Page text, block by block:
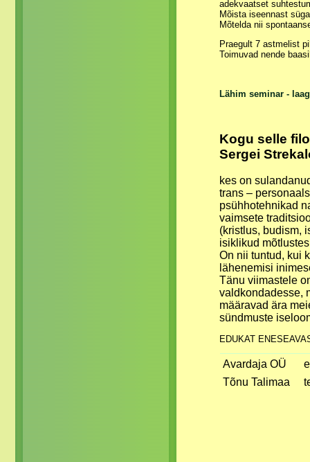
adekvaatset
Mõista iseennast
Mõtelda nii
Praegult 7 astmelist
Toimuvad nende
Lähim seminar -
Kogu selle
Sergei
kes on
trans –
psühhotehnikad
vaimsete
(kristlus, budism,
isiklikud
On nii tuntud, kui
lähenemisi
Tänu viimastele
valdkondadesse,
määravad ära
sündmuste
EDUKAT
Avardaja OÜ
Tõnu Talimaa